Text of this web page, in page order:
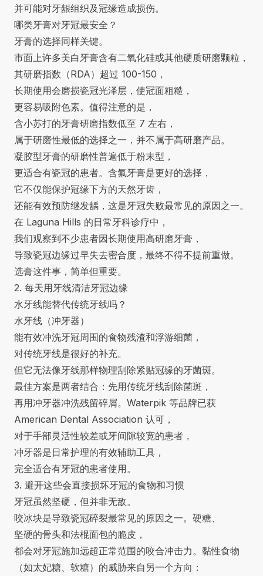
并可能对牙龈组织及冠缘造成损伤。
哪类牙膏对牙冠最安全？
牙膏的选择同样关键。
市面上许多美白牙膏含有二氧化硅或其他硬质研磨颗粒，
其研磨指数（RDA）超过 100-150，
长期使用会磨损瓷冠光泽层，使冠面粗糙，
更容易吸附色素。值得注意的是，
含小苏打的牙膏研磨指数低至 7 左右，
属于研磨性最低的选择之一，并不属于高研磨产品。
凝胶型牙膏的研磨性普遍低于粉末型，
更适合有瓷冠的患者。含氟牙膏是更好的选择，
它不仅能保护冠缘下方的天然牙齿，
还能有效预防继发龋，这是牙冠失败最常见的原因之一。
在 Laguna Hills 的日常牙科诊疗中，
我们观察到不少患者因长期使用高研磨牙膏，
导致瓷冠边缘过早失去密合度，最终不得不提前重做。
选膏这件事，简单但重要。
2. 每天用牙线清洁牙冠边缘
水牙线能替代传统牙线吗？
水牙线（冲牙器）
能有效冲洗牙冠周围的食物残渣和浮游细菌，
对传统牙线是很好的补充。
但它无法像牙线那样物理刮除紧贴冠缘的牙菌斑。
最佳方案是两者结合：先用传统牙线刮除菌斑，
再用冲牙器冲洗残留碎屑。Waterpik 等品牌已获
American Dental Association 认可，
对于手部灵活性较差或牙间隙较宽的患者，
冲牙器是日常护理的有效辅助工具，
完全适合有牙冠的患者使用。
3. 避开这些会直接损坏牙冠的食物和习惯
牙冠虽然坚硬，但并非无敌。
咬冰块是导致瓷冠碎裂最常见的原因之一。硬糖、
坚硬的骨头和法棍面包的脆皮，
都会对牙冠施加远超正常范围的咬合冲击力。黏性食物
（如太妃糖、软糖）的威胁来自另一个方向：